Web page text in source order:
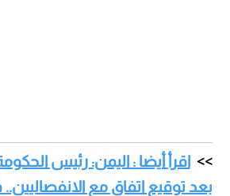
اقرأ أيضا : اليمن: رئيس
بعد توقيع اتفاق مع الانفصاليين..